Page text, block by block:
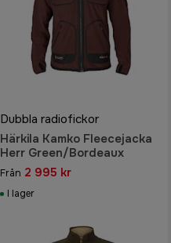
Dubbla radiofickor
Härkila Kamko Fleecejacka
Herr Green/Bordeaux
Från 2 995 kr
I lager